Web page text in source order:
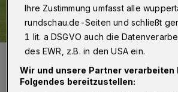
Von li.: Damian Marceta, Lion Schweers,
Foto: Dirk Freund
Ihre Zustimmung umfasst alle
rundschau.de-Seiten und schließt
1 lit. a DSGVO auch die
des EWR, z.B. in den USA ein.
Wir und unsere Partner verarbeiten
Folgendes bereitzustellen: